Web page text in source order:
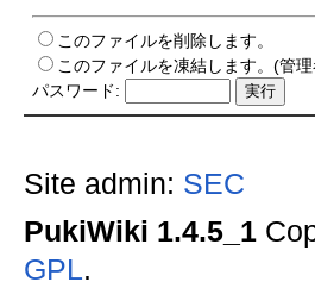
このファイルを削除します。
このファイルを凍結します。(管
パスワード:
Site admin: SEC
PukiWiki 1.4.5_1
GPL.